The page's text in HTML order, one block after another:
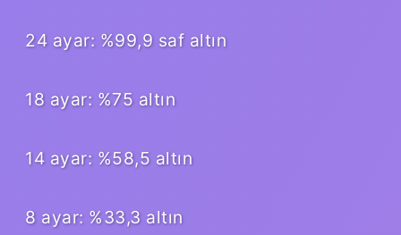
24 ayar: %99,9 saf altın
18 ayar: %75 altın
14 ayar: %58,5 altın
8 ayar: %33,3 altın